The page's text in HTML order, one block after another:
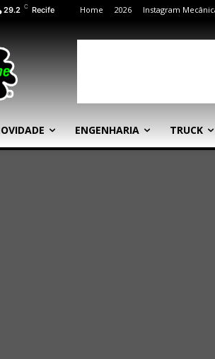
29.2 C Recife Home 2026 Instagram
ENGENHARIA TRUCK